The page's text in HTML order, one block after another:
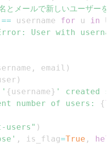
とメールで新しいユーザー
== username for u in
User with
, email )
)
' {username} ' created
number of users: {
)
, is_flag=True ,